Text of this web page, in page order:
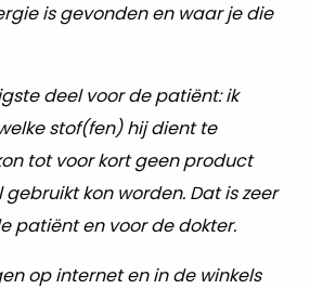
is gevonden en waar je die
deel voor de patiënt: ik
stof(fen) hij dient te
tot voor kort geen product
kon worden. Dat is zeer
patiënt en voor de dokter.
op internet en in de winkels